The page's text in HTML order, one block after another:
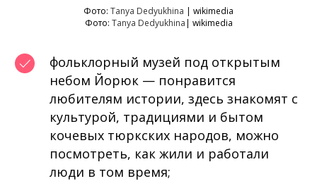
Фото: Tanya Dedyukhina | wikimedia
Фото: Tanya Dedyukhina| wikimedia
фольклорный музей под открытым
небом Йорюк — понравится
любителям истории, здесь знакомят с
культурой, традициями и бытом
кочевых тюркских народов, можно
посмотреть, как жили и работали
люди в том время;